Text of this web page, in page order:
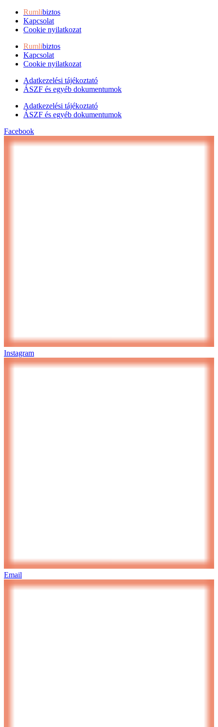
Rumlibiztos
Kapcsolat
Cookie nyilatkozat
Rumlibiztos
Kapcsolat
Cookie nyilatkozat
Adatkezelési tájékoztató
ÁSZF és egyéb dokumentumok
Adatkezelési tájékoztató
ÁSZF és egyéb dokumentumok
Facebook
Instagram
Email